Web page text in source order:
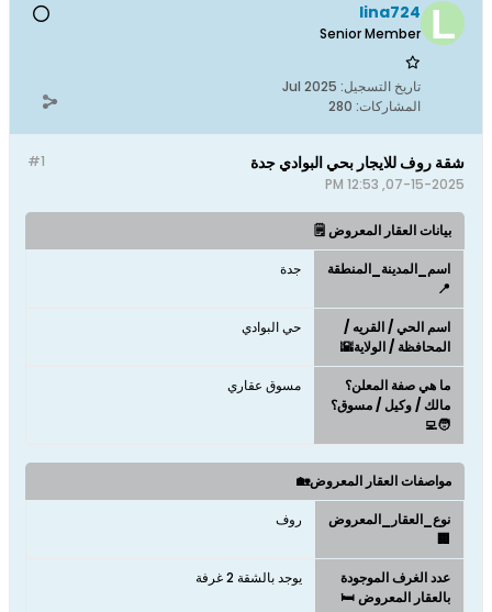
lina724
Senior Member
تاريخ التسجيل: Jul 2025
المشاركات: 280
#1 شقة روف للايجار بحي البوادي جدة
07-15-2025, 12:53 PM
بيانات العقار المعروض 🗒️
اسم_المدينة_المنطقة
📍
جدة
اسم الحي / القريه /
المحافظة / الولاية🌇
حي البوادي
ما هي صفة المعلن؟
مالك / وكيل / مسوق؟
🧑‍💻
مسوق عقاري
مواصفات العقار المعروض🏡
نوع_العقار_المعروض
🏢
روف
عدد الغرف الموجودة
بالعقار المعروض 🛏️
يوجد بالشقة 2 غرفة